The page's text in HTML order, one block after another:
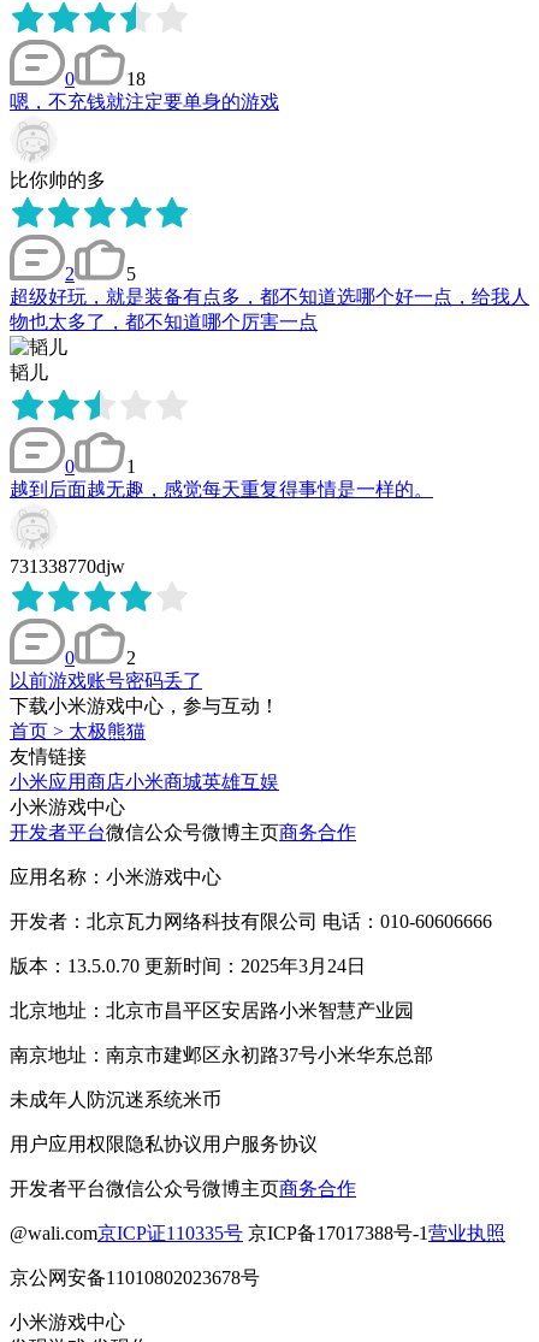
0
18
嗯，不充钱就注定要单身的游戏
比你帅的多
2
5
超级好玩，就是装备有点多，都不知道选哪个好一点，给我人
物也太多了，都不知道哪个厉害一点
韬儿
0
1
越到后面越无趣，感觉每天重复得事情是一样的。
731338770djw
0
2
以前游戏账号密码丢了
下载小米游戏中心，参与互动！
首页 > 太极熊猫
友情链接
小米应用商店小米商城英雄互娱
小米游戏中心
开发者平台微信公众号微博主页 商务合作
应用名称：小米游戏中心
开发者：北京瓦力网络科技有限公司 电话：010-60606666
版本：13.5.0.70 更新时间：2025年3月24日
北京地址：北京市昌平区安居路小米智慧产业园
南京地址：南京市建邺区永初路37号小米华东总部
未成年人防沉迷系统米币
用户应用权限隐私协议用户服务协议
开发者平台微信公众号微博主页 商务合作
@wali.com京ICP证110335号 京ICP备17017388号-1营业执照
京公网安备11010802023678号
小米游戏中心